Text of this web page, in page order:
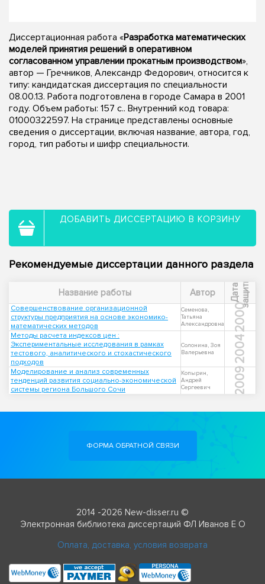
Диссертационная работа «Разработка математических
моделей принятия решений в оперативном
согласованном управлении прокатным производством»,
автор — Гречников, Александр Федорович, относится к
типу: кандидатская диссертация по специальности
08.00.13. Работа подготовлена в городе Самара в 2001
году. Объем работы: 157 с.. Внутренний код товара:
01000322597. На странице представлены основные
сведения о диссертации, включая название, автора, год,
город, тип работы и шифр специальности.
ДОБАВИТЬ ДИССЕРТАЦИЮ В КОРЗИНУ
Рекомендуемые диссертации данного раздела
Название работы Автор Д
а
т
а
з
а
щ
и
т ы
Совершенствование организационной
структуры предприятия на основе экономико-
математических методов
Семенова,
Татьяна
Александровна
2000
Методы расчета индексов цен :
Экспериментальные исследования в рамках
тестового, аналитического и стохастического
подходов
Солонина, Зоя
Валерьевна
2004
Моделирование и анализ современных
тенденций развития социально-экономической
системы региона Большого Сочи
Копырин,
Андрей
Сергеевич
2009
ФОРМА ОБРАТНОЙ СВЯЗИ
2014 -2026 New-disser.ru ©
Электронная библиотека диссертаций ФЛ Иванов Е О
Оплата, доставка, условия возврата